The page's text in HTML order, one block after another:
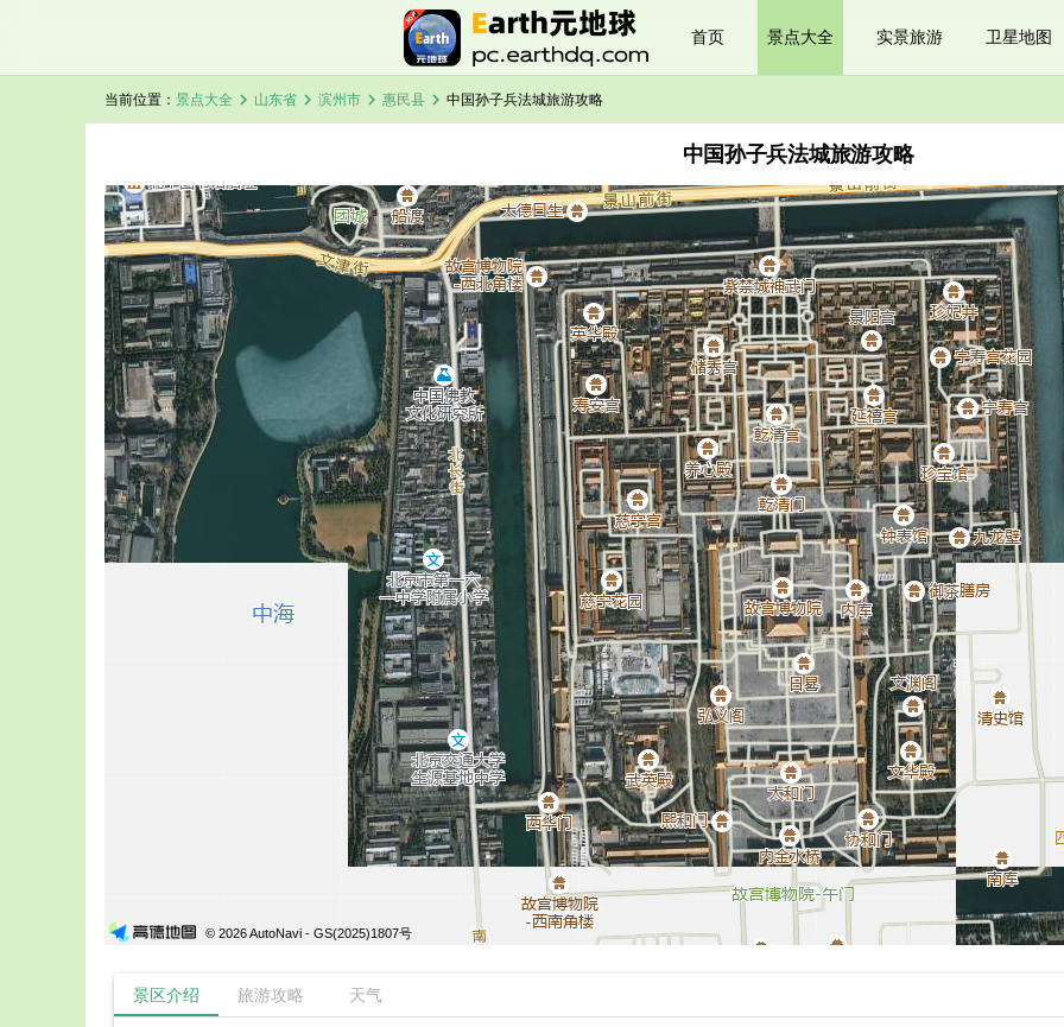
首页 景点大全 实景旅游 卫星地图
当前位置： 景点大全 chevron_right 山东省 chevron_right 滨州市 chevron_right 惠民县 chevron_right 中国孙子兵法城旅游攻略
中国孙子兵法城旅游攻略
中国孙子兵法城卫星地图加载中，请稍候...
© 2026 AutoNavi - GS(2025)1807号
景区介绍 旅游攻略 天气